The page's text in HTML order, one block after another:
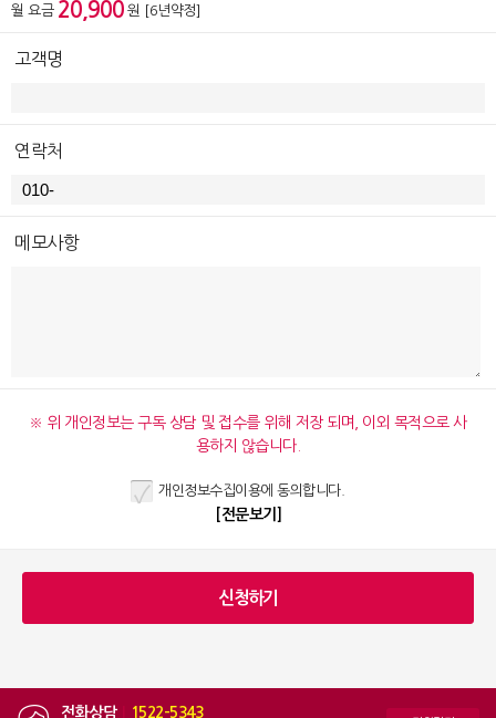
월 요금 20,900 원 [6년약정]
고객명
연락처
메모사항
※ 위 개인정보는 구독 상담 및 접수를 위해 저장 되며, 이외 목적으로 사
용하지 않습니다.
개인정보수집이용에 동의합니다.
[전문보기]
전화상담 1522-5343